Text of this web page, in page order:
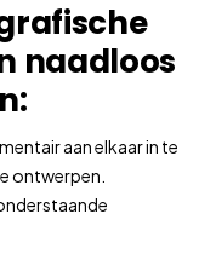
naadloos
aan elkaar in te
ontwerpen.